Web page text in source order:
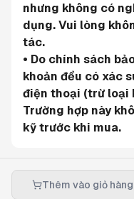
Thêm vào giỏ hàng
nhưng không có
dụng. Vui lòng
tác.
• Do chính sách
khoản đều có xác
điện thoại (trừ loại
Trường hợp này
kỹ trước khi mua.